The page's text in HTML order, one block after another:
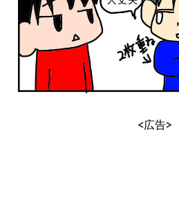
<広告>